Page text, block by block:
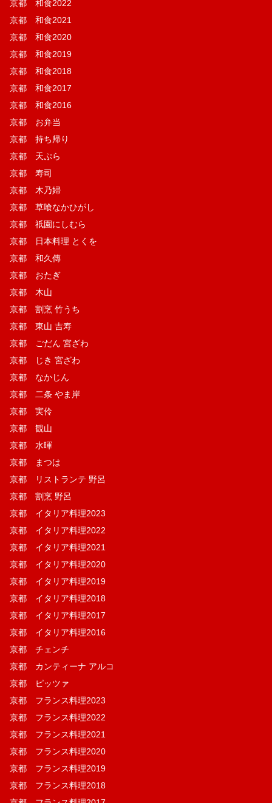
京都 和食2022
京都 和食2021
京都 和食2020
京都 和食2019
京都 和食2018
京都 和食2017
京都 和食2016
京都 お弁当
京都 持ち帰り
京都 天ぷら
京都 寿司
京都 木乃婦
京都 草喰なかひがし
京都 祇園にしむら
京都 日本料理 とくを
京都 和久傳
京都 おたぎ
京都 木山
京都 割烹 竹うち
京都 東山 吉寿
京都 ごだん 宮ざわ
京都 じき 宮ざわ
京都 なかじん
京都 二条 やま岸
京都 実伶
京都 観山
京都 水暉
京都 まつは
京都 リストランテ 野呂
京都 割烹 野呂
京都 イタリア料理2023
京都 イタリア料理2022
京都 イタリア料理2021
京都 イタリア料理2020
京都 イタリア料理2019
京都 イタリア料理2018
京都 イタリア料理2017
京都 イタリア料理2016
京都 チェンチ
京都 カンティーナ アルコ
京都 ピッツァ
京都 フランス料理2023
京都 フランス料理2022
京都 フランス料理2021
京都 フランス料理2020
京都 フランス料理2019
京都 フランス料理2018